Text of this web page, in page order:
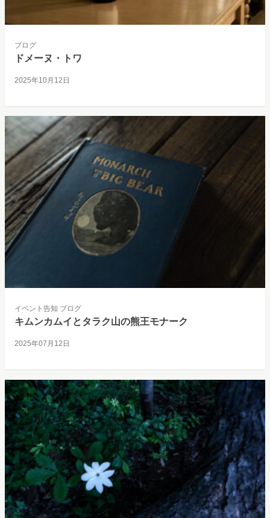
ブログ
ドメーヌ・トワ
2025年10月12日
イベント告知 ブログ
キムンカムイとタラク山の熊王モナーク
2025年07月12日